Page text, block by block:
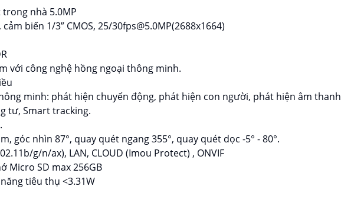
trong nhà 5.0MP
biến 1/3” CMOS, 25/30fps@5.0MP(2688x1664)
với công nghệ hồng ngoại thông minh.
minh: phát hiện chuyển động, phát hiện con người, phát hiện âm thanh
tư, Smart tracking.
góc nhìn 87°, quay quét ngang 355°, quay quét dọc -5° - 80°.
g/n/ax), LAN, CLOUD (Imou Protect) , ONVIF
Micro SD max 256GB
tiêu thụ <3.31W